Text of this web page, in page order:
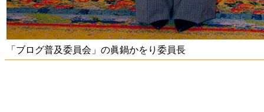
「ブログ普及委員会」の眞鍋かをり委員長